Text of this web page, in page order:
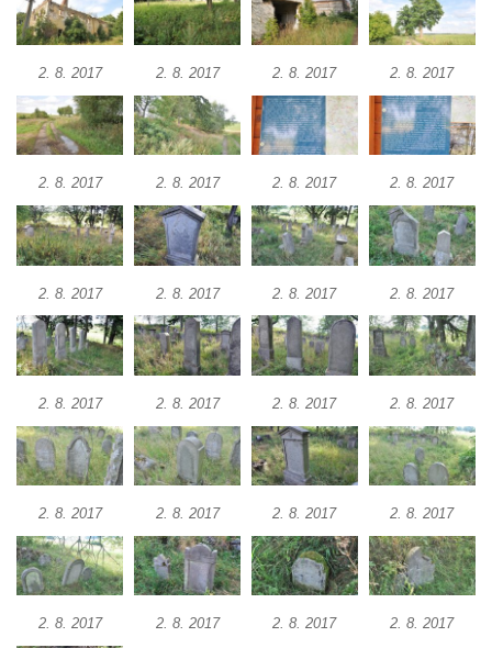
2. 8. 2017 2. 8. 2017 2. 8. 2017 2. 8. 2017
2. 8. 2017 2. 8. 2017 2. 8. 2017 2. 8. 2017
2. 8. 2017 2. 8. 2017 2. 8. 2017 2. 8. 2017
2. 8. 2017 2. 8. 2017 2. 8. 2017 2. 8. 2017
2. 8. 2017 2. 8. 2017 2. 8. 2017 2. 8. 2017
2. 8. 2017 2. 8. 2017 2. 8. 2017 2. 8. 2017